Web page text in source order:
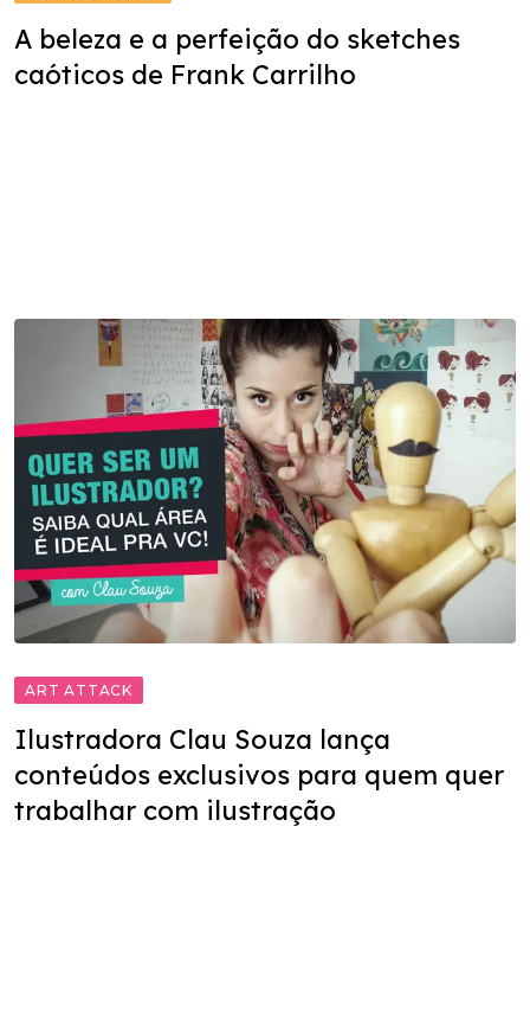
A beleza e a perfeição do sketches
caóticos de Frank Carrilho
ART ATTACK
Ilustradora Clau Souza lança
conteúdos exclusivos para quem quer
trabalhar com ilustração